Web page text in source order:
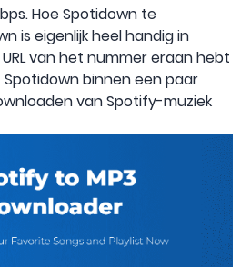
Hoe Spotidown te
is eigenlijk heel handig in
van het nummer eraan hebt
binnen een paar
van Spotify-muziek